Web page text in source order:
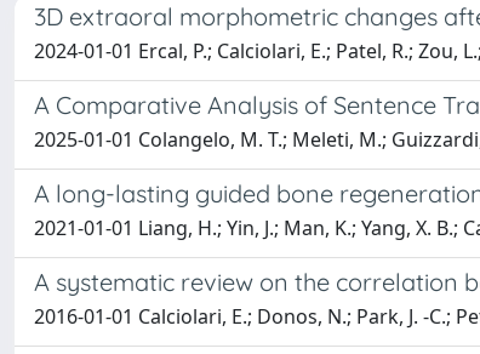
3D extraoral morphometric changes
2024-01-01 Ercal, P.; Calciolari, E.; Patel, R.; Zou,
A Comparative Analysis of Sentence
2025-01-01 Colangelo, M. T.; Meleti, M.;
A long-lasting guided bone
2021-01-01 Liang, H.; Yin, J.; Man, K.; Yang, X. B.;
A systematic review on the correlation
2016-01-01 Calciolari, E.; Donos, N.; Park, J. -C.;